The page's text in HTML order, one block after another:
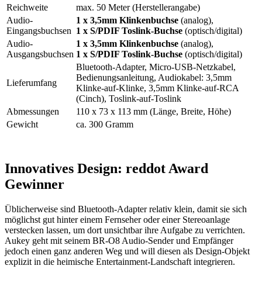
Reichweite
max. 50 Meter (Herstellerangabe)
Audio-
Eingangsbuchsen
1 x 3,5mm Klinkenbuchse (analog),
1 x S/PDIF Toslink-Buchse (optisch/digital)
Audio-
Ausgangsbuchsen
1 x 3,5mm Klinkenbuchse (analog),
1 x S/PDIF Toslink-Buchse (optisch/digital)
Lieferumfang
Bluetooth-Adapter, Micro-USB-Netzkabel,
Bedienungsanleitung, Audiokabel: 3,5mm
Klinke-auf-Klinke, 3,5mm Klinke-auf-RCA
(Cinch), Toslink-auf-Toslink
Abmessungen
110 x 73 x 113 mm (Länge, Breite, Höhe)
Gewicht
ca. 300 Gramm
Innovatives Design: reddot Award
Gewinner
Üblicherweise sind Bluetooth-Adapter relativ klein, damit sie sich
möglichst gut hinter einem Fernseher oder einer Stereoanlage
verstecken lassen, um dort unsichtbar ihre Aufgabe zu verrichten.
Aukey geht mit seinem BR-O8 Audio-Sender und Empfänger
jedoch einen ganz anderen Weg und will diesen als Design-Objekt
explizit in die heimische Entertainment-Landschaft integrieren.